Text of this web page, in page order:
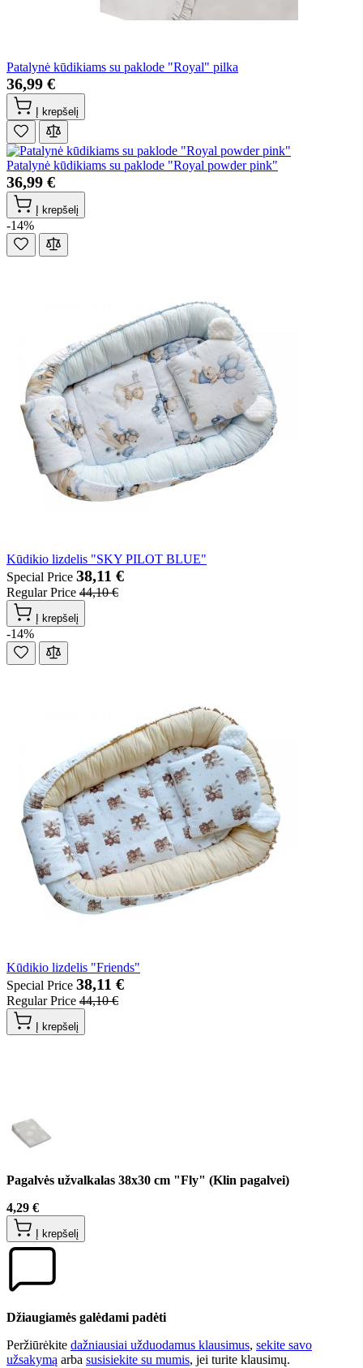
Patalynė kūdikiams su paklode "Royal" pilka
36,99 €
Į krepšelį
Patalynė kūdikiams su paklode "Royal powder pink"
36,99 €
Į krepšelį
-14%
Kūdikio lizdelis "SKY PILOT BLUE"
Special Price 38,11 €
Regular Price 44,10 €
Į krepšelį
-14%
Kūdikio lizdelis "Friends"
Special Price 38,11 €
Regular Price 44,10 €
Į krepšelį
Pagalvės užvalkalas 38x30 cm "Fly" (Klin pagalvei)
4,29 €
Į krepšelį
Džiaugiamės galėdami padėti
Peržiūrėkite dažniausiai užduodamus klausimus, sekite savo
užsakymą arba susisiekite su mumis, jei turite klausimų.